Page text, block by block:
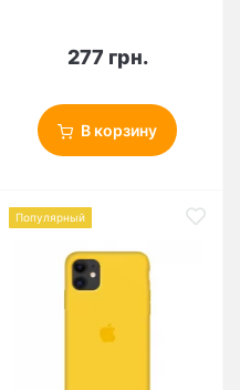
277 грн.
В корзину
Популярный